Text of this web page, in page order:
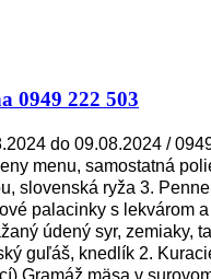
0949 222 503
do 09.08.2024 /
menu, samostatná
slovenská ryža 3.
palacinky s lekvárom
údený syr, zemiaky,
guľáš, knedlík 2.
Gramáž mäsa v